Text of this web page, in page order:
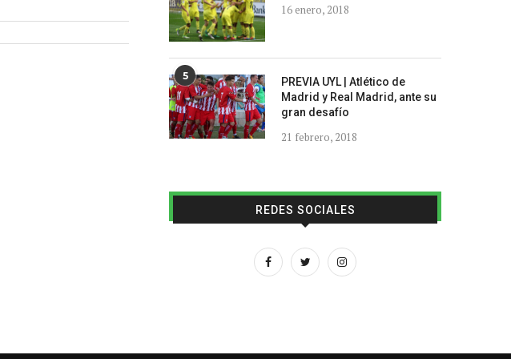
16 enero, 2018
5
PREVIA UYL | Atlético de
Madrid y Real Madrid, ante su
gran desafío
21 febrero, 2018
REDES SOCIALES